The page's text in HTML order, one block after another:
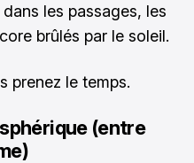
les passages, les
brûlés par le soleil.
prenez le temps.
(entre